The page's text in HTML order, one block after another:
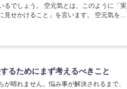
るでしょう。 空元気とは、このように「実
せかけること」を言います。 空元気を続
るためにまず考えるべきこと
晴れません。悩み事が解決されるまで、